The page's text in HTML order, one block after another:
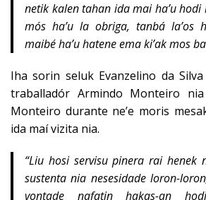
netik kalen tahan ida mai ha’u
mós ha’u la obriga, tanbá la’os
maibé ha’u hatene ema ki’ak mos
Iha sorin seluk Evanzelino da
traballadór Armindo Monteiro
Monteiro durante ne’e moris
ida maí vizita nia.
“Liu hosi servisu pinera rai henek
sustenta nia nesesidade loron-
vontade nafatin hakas-an